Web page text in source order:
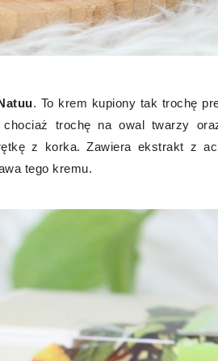
. To krem kupiony tak trochę
trochę na owal twarzy
z korka. Zawiera ekstrakt z
tego kremu.